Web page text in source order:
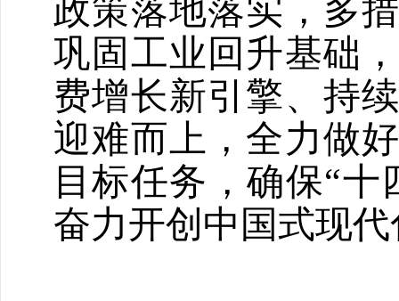
政策落地落实，多
巩固工业回升基础
费增长新引擎、持
迎难而上，全力做
目标任务，确保“十
奋力开创中国式现